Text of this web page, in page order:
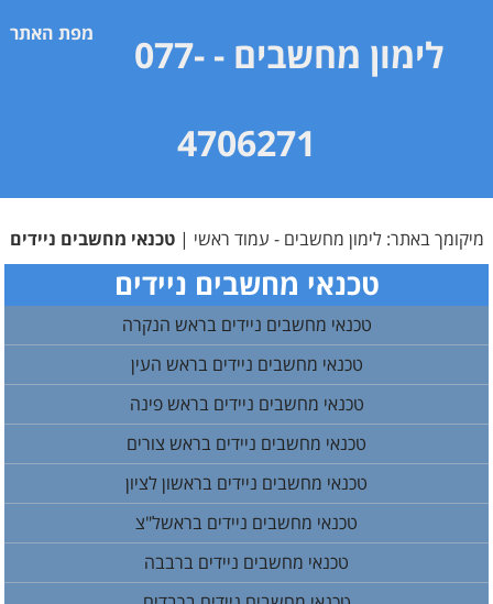
מפת האתר לימון מחשבים
- 077-
4706271
מיקומך באתר:לימון מחשבים - עמוד ראשי |טכנאי מחשבים ניידים
טכנאי מחשבים ניידים
טכנאי מחשבים ניידים בראש הנקרה
טכנאי מחשבים ניידים בראש העין
טכנאי מחשבים ניידים בראש פינה
טכנאי מחשבים ניידים בראש צורים
טכנאי מחשבים ניידים בראשון לציון
טכנאי מחשבים ניידים בראשל"צ
טכנאי מחשבים ניידים ברבבה